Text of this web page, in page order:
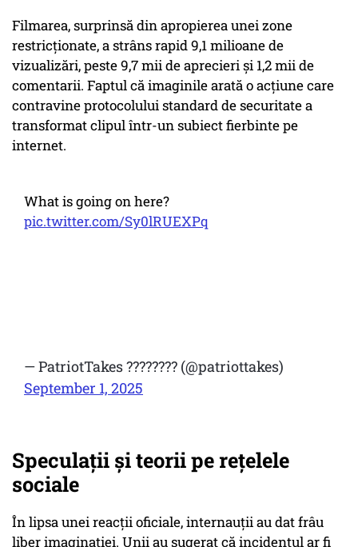
Filmarea, surprinsă din apropierea unei zone
restricționate, a strâns rapid 9,1 milioane de
vizualizări, peste 9,7 mii de aprecieri și 1,2 mii de
comentarii. Faptul că imaginile arată o acțiune care
contravine protocolului standard de securitate a
transformat clipul într-un subiect fierbinte pe
internet.
What is going on here?
pic.twitter.com/Sy0lRUEXPq
— PatriotTakes ???????? (@patriottakes)
September 1, 2025
Speculații și teorii pe rețelele
sociale
În lipsa unei reacții oficiale, internauții au dat frâu
liber imaginației. Unii au sugerat că incidentul ar fi